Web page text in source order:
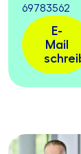
69783562
E-
Mail